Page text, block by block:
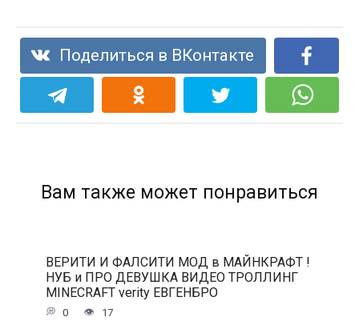
Поделиться в ВКонтакте
Вам также может понравиться
ВЕРИТИ И ФАЛСИТИ МОД в МАЙНКРАФТ !
НУБ и ПРО ДЕВУШКА ВИДЕО ТРОЛЛИНГ
MINECRAFT verity ЕВГЕНБРО
0 17